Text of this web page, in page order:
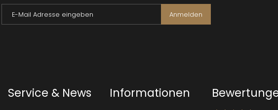
E-Mail Adresse eingeben Anmelden
Service & News Informationen